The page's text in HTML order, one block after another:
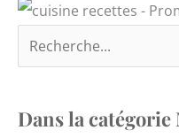
Dans la